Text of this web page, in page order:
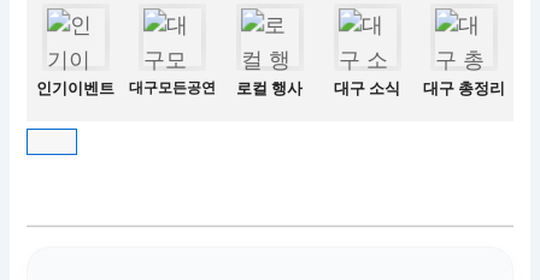
인기이벤트 대구모든공연 로컬 행사 대구 소식 대구 총정리